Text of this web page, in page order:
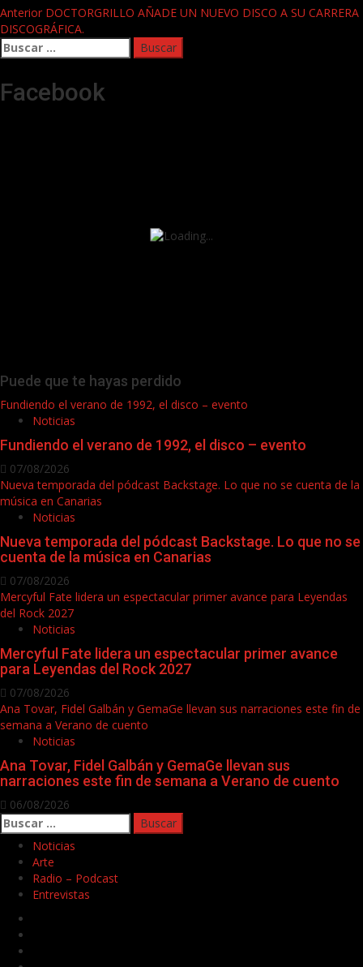
Post
navigation
Anterior DOCTORGRILLO AÑADE UN NUEVO DISCO A SU CARRERA
DISCOGRÁFICA.
Buscar:
Facebook
Puede que te hayas perdido
Fundiendo el verano de 1992, el disco – evento
Noticias
Fundiendo el verano de 1992, el disco – evento
07/08/2026
Nueva temporada del pódcast Backstage. Lo que no se cuenta de la
música en Canarias
Noticias
Nueva temporada del pódcast Backstage. Lo que no se
cuenta de la música en Canarias
07/08/2026
Mercyful Fate lidera un espectacular primer avance para Leyendas
del Rock 2027
Noticias
Mercyful Fate lidera un espectacular primer avance
para Leyendas del Rock 2027
07/08/2026
Ana Tovar, Fidel Galbán y GemaGe llevan sus narraciones este fin de
semana a Verano de cuento
Noticias
Ana Tovar, Fidel Galbán y GemaGe llevan sus
narraciones este fin de semana a Verano de cuento
06/08/2026
Buscar:
Noticias
Arte
Radio – Podcast
Entrevistas